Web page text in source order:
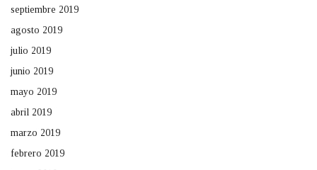
septiembre 2019
agosto 2019
julio 2019
junio 2019
mayo 2019
abril 2019
marzo 2019
febrero 2019